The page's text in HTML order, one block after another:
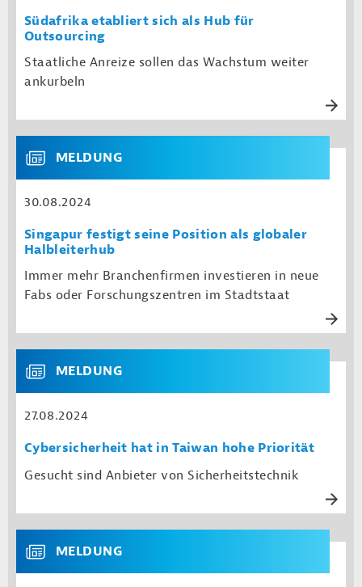
Südafrika etabliert sich als Hub für
Outsourcing
Staatliche Anreize sollen das Wachstum weiter
ankurbeln
MELDUNG
30.08.2024
Singapur festigt seine Position als globaler
Halbleiterhub
Immer mehr Branchenfirmen investieren in neue
Fabs oder Forschungszentren im Stadtstaat
MELDUNG
27.08.2024
Cybersicherheit hat in Taiwan hohe Priorität
Gesucht sind Anbieter von Sicherheitstechnik
MELDUNG